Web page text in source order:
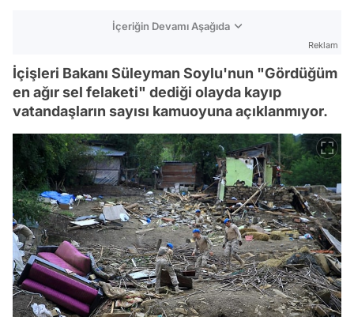
İçeriğin Devamı Aşağıda
Reklam
İçişleri Bakanı Süleyman Soylu'nun "Gördüğüm
en ağır sel felaketi" dediği olayda kayıp
vatandaşların sayısı kamuoyuna açıklanmıyor.